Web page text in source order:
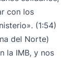
con los
(1:54)
del Norte)
la IMB, y nos